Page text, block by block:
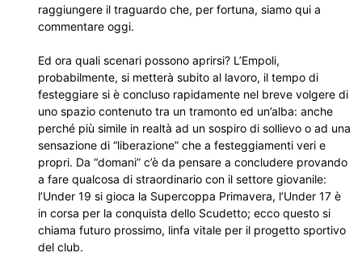
raggiungere il traguardo che, per fortuna, siamo qui a
commentare oggi.
Ed ora quali scenari possono aprirsi? L’Empoli,
probabilmente, si metterà subito al lavoro, il tempo di
festeggiare si è concluso rapidamente nel breve volgere di
uno spazio contenuto tra un tramonto ed un’alba: anche
perché più simile in realtà ad un sospiro di sollievo o ad una
sensazione di “liberazione” che a festeggiamenti veri e
propri. Da “domani” c’è da pensare a concludere provando
a fare qualcosa di straordinario con il settore giovanile:
l’Under 19 si gioca la Supercoppa Primavera, l’Under 17 è
in corsa per la conquista dello Scudetto; ecco questo si
chiama futuro prossimo, linfa vitale per il progetto sportivo
del club.